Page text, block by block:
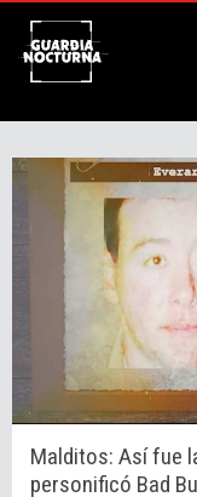
Malditos: Así fue
personificó Bad